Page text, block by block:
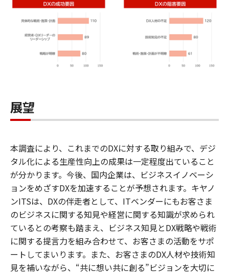
展望
本調査により、これまでのDXに対する取り組みで、デジ
タル化による生産性向上の成果は一定程度出ていること
が分かります。今後、国内企業は、ビジネスイノベーシ
ョンをめざすDXを加速することが予想されます。キヤノ
ンITSは、DXの伴走者として、ITベンダーにもお客さま
のビジネスに関する知見や経営に関する知識が求められ
ているとの考察も踏まえ、ビジネス知見とDX戦略や戦術
に関する提言力を組み合わせて、お客さまの活動をサポ
ートしてまいります。また、お客さまのDX人材や技術知
見を補いながら、“共に想い共に創る”ビジョンを大切に